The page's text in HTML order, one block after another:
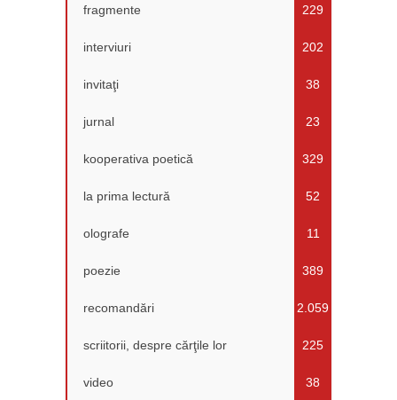
fragmente 229
interviuri 202
invitaţi 38
jurnal 23
kooperativa poetică 329
la prima lectură 52
olografe 11
poezie 389
recomandări 2.059
scriitorii, despre cărţile lor 225
video 38